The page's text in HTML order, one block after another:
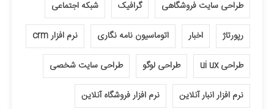
طراحی سایت فروشگاهی گرافیک شبکه اجتماعی
رپورتاژ اخبار اتوماسیون نامه نگاری نرم افزار crm
طراحی ui ux طراحی لوگو طراحی سایت شخصی
نرم افزار انبار آنلاین نرم افزار فروشگاه آنلاین